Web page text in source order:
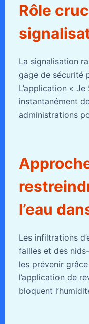
Rôle
La signalisation
gage de sécurité
L’application «
instantanément
administrations
l’eau
Les infiltrations
failles et des
les prévenir
l’application de
bloquent